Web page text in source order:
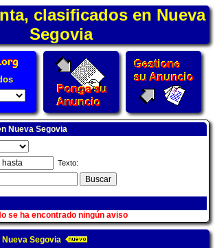
clasificados en Nueva
Segovia
Nueva Segovia
Texto:
se ha encontrado ningún aviso
Nueva Segovia